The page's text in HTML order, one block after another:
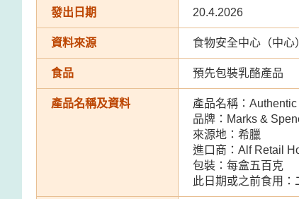
發出日期 20.4.2026
資料來源 食物安全中心（中心
食品 預先包裝乳酪產品
產品名稱及資料
產品名稱：
品牌：Marks &
來源地：希臘
進口商：Alf Retail
包裝：每盒五百克
此日期或之前食用：